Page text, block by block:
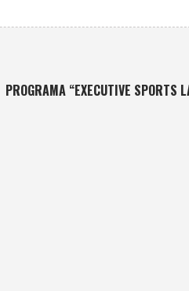
PROGRAMA “EXECUTIVE SPORTS